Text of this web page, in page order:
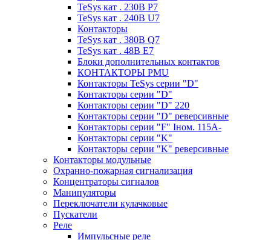
TeSys кат . 230В P7
TeSys кат . 240В U7
Контакторы
TeSys кат . 380В Q7
TeSys кат . 48В E7
Блоки дополнительных контактов
КОНТАКТОРЫ PMU
Контакторы TeSys серии "D"
Контакторы серии "D"
Контакторы серии "D" 220
Контакторы серии "D" реверсивные
Контакторы серии "F" Iном. 115А-
Контакторы серии "K"
Контакторы серии "K" реверсивные
Контакторы модульные
Охранно-пожарная сигнализация
Концентраторы сигналов
Манипуляторы
Переключатели кулачковые
Пускатели
Реле
Импульсные реле